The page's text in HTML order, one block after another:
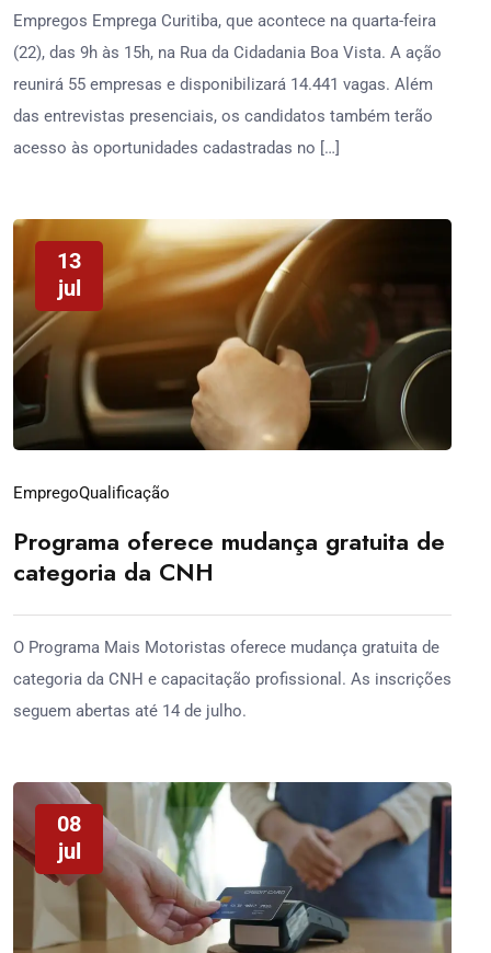
Empregos Emprega Curitiba, que acontece na quarta-feira
(22), das 9h às 15h, na Rua da Cidadania Boa Vista. A ação
reunirá 55 empresas e disponibilizará 14.441 vagas. Além
das entrevistas presenciais, os candidatos também terão
acesso às oportunidades cadastradas no […]
13
jul
EmpregoQualificação
Programa oferece mudança gratuita de
categoria da CNH
O Programa Mais Motoristas oferece mudança gratuita de
categoria da CNH e capacitação profissional. As inscrições
seguem abertas até 14 de julho.
08
jul